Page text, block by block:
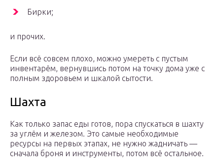
Бирки;
и прочих.
Если всё совсем плохо, можно умереть с пустым
инвентарём, вернувшись потом на точку дома уже с
полным здоровьем и шкалой сытости.
Шахта
Как только запас еды готов, пора спускаться в шахту
за углём и железом. Это самые необходимые
ресурсы на первых этапах, не нужно жадничать —
сначала броня и инструменты, потом всё остальное.